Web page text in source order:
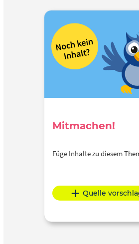
Mitmachen!
Füge Inhalte zu diesem
Quelle